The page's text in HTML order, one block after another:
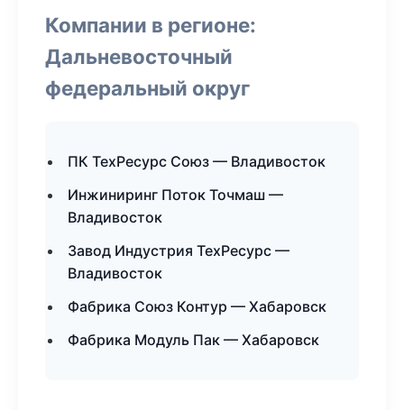
Компании в регионе:
Дальневосточный
федеральный округ
ПК ТехРесурс Союз — Владивосток
Инжиниринг Поток Точмаш —
Владивосток
Завод Индустрия ТехРесурс —
Владивосток
Фабрика Союз Контур — Хабаровск
Фабрика Модуль Пак — Хабаровск